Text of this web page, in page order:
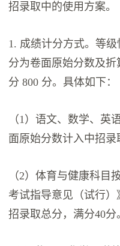
招录取中的使用方案。
1. 成绩计分方式。等
分为卷面原始分数及
分 800 分。具体如下：
（1）语文、数学、英
面原始分数计入中招录
（2）体育与健康科目
考试指导意见（试行
招录取总分，满分40分